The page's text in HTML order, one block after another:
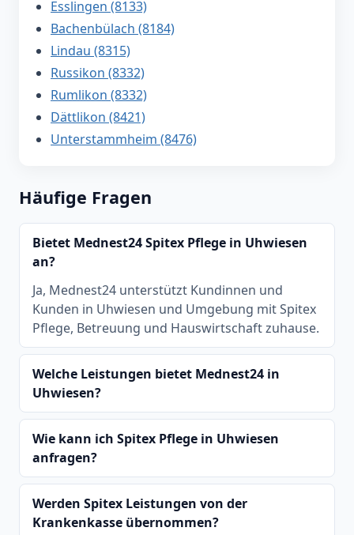
Esslingen (8133)
Bachenbülach (8184)
Lindau (8315)
Russikon (8332)
Rumlikon (8332)
Dättlikon (8421)
Unterstammheim (8476)
Häufige Fragen
Bietet Mednest24 Spitex Pflege in Uhwiesen
an?
Ja, Mednest24 unterstützt Kundinnen und
Kunden in Uhwiesen und Umgebung mit Spitex
Pflege, Betreuung und Hauswirtschaft zuhause.
Welche Leistungen bietet Mednest24 in
Uhwiesen?
Wie kann ich Spitex Pflege in Uhwiesen
anfragen?
Werden Spitex Leistungen von der
Krankenkasse übernommen?